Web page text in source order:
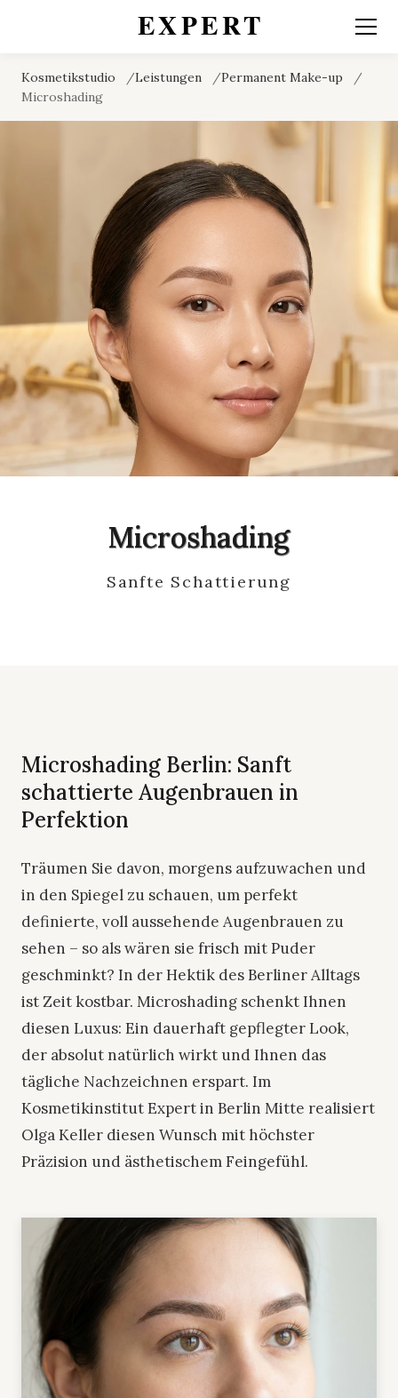
Kosmetikstudio Leistungen
Permanent Make-up
Microshading
Microshading
Sanfte Schattierung
Microshading Berlin: Sanft
schattierte Augenbrauen in
Perfektion
Träumen Sie davon, morgens aufzuwachen und
in den Spiegel zu schauen, um perfekt
definierte, voll aussehende Augenbrauen zu
sehen – so als wären sie frisch mit Puder
geschminkt? In der Hektik des Berliner Alltags
ist Zeit kostbar. Microshading schenkt Ihnen
diesen Luxus: Ein dauerhaft gepflegter Look,
der absolut natürlich wirkt und Ihnen das
tägliche Nachzeichnen erspart. Im
Kosmetikinstitut Expert in Berlin Mitte realisiert
Olga Keller diesen Wunsch mit höchster
Präzision und ästhetischem Feingefühl.